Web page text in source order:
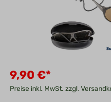
9,90 €*
Preise inkl. MwSt. zzgl.